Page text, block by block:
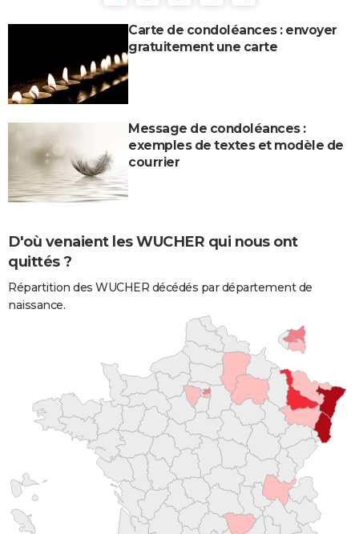
Carte de condoléances : envoyer
gratuitement une carte
Message de condoléances :
exemples de textes et modèle de
courrier
D'où venaient les WUCHER qui nous ont
quittés ?
Répartition des WUCHER décédés par département de
naissance.